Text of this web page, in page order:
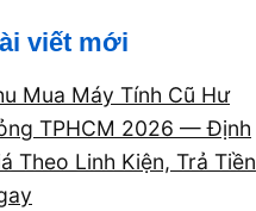
viết mới
Mua Máy Tính Cũ Hư
TPHCM 2026 — Định
Theo Linh Kiện, Trả Tiền